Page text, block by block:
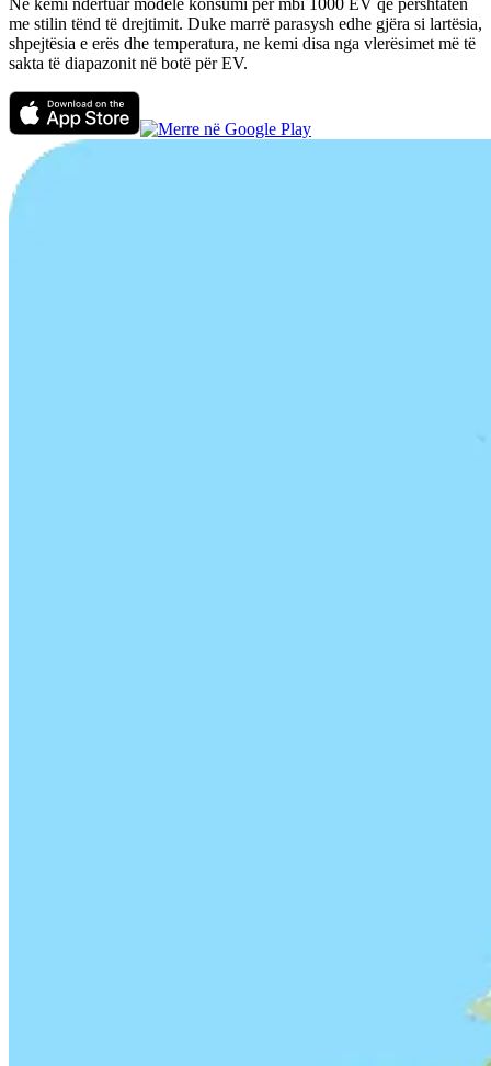
me stilin tënd të drejtimit. Duke marrë parasysh edhe gjëra si lartësia,
shpejtësia e erës dhe temperatura, ne kemi disa nga vlerësimet më të
sakta të diapazonit në botë për EV.